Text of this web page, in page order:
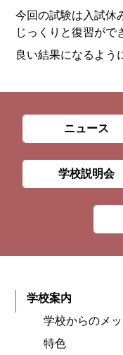
今回の試験は入試休
じっくりと復習がで
良い結果になるよう
ニュース
学校説明会
学校案内
学校からのメ
特色